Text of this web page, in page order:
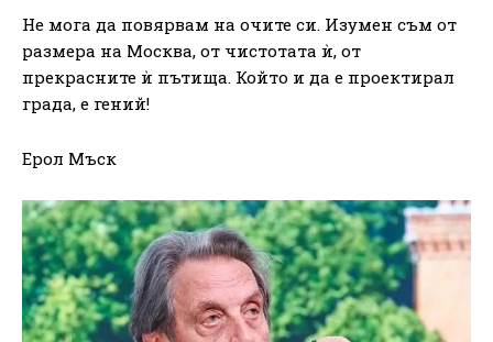
Не мога да повярвам на очите си. Изумен съм от
размера на Москва, от чистотата ѝ, от
прекрасните ѝ пътища. Който и да е проектирал
града, е гений!
Ерол Мъск